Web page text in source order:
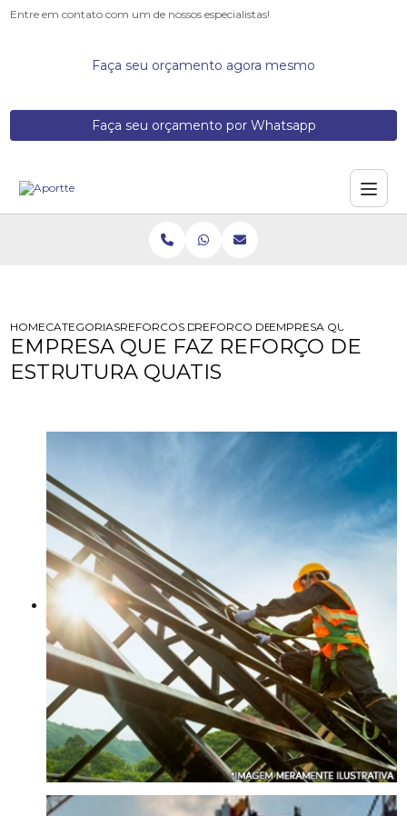
Entre em contato com um de nossos especialistas!
Faça seu orçamento agora mesmo
Faça seu orçamento por Whatsapp
HOMECATEGORIASREFORCOS DE ESTRUTURA
REFORCO DE ESTRUTURA
EMPRESA QUE FAZ
EMPRESA QUE FAZ REFORÇO DE
ESTRUTURA QUATIS